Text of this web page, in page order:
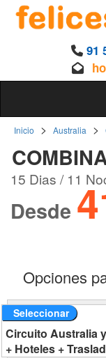
91
Inicio > Australia >
15 Dias / 11
Desde
Opciones
Seleccionar
Circuito Australia
+ Hoteles +